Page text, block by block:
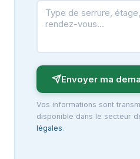
Envoyer ma
Vos informations sont
disponible dans le secteur
légales.